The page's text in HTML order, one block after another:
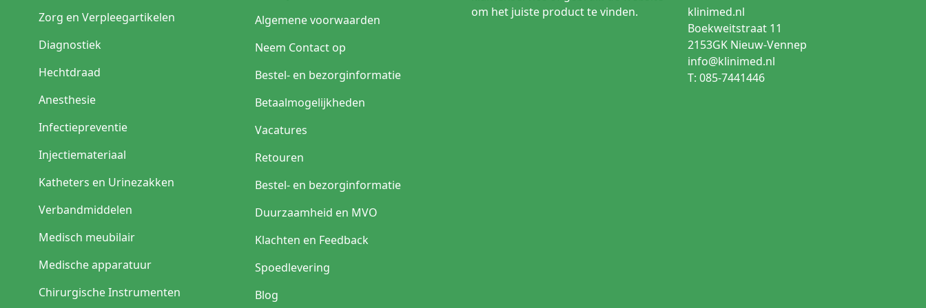
Tijdelijk gebruik, na lediging weer verwijderen
Eenmalige katheterisatie, zelfkatheterisatie,
blaasmanagement
2-weg katheter
Drainagekanaal plus ballon
Standaard verblijfskatheterisatie
3-weg spoelkatheter
Extra kanaal voor spoelvloeistof
Postoperatieve blaasspoeling, hematurie
Welke katheter past bij jouw toepassing?
Continue urineafvoer nodig
Zorg en Verpleegartikelen
Diagnostiek
Hechtdraad
Anesthesie
Infectiepreventie
Injectiemateriaal
Katheters en Urinezakken
Verbandmiddelen
Medisch meubilair
Medische apparatuur
Chirurgische Instrumenten
Algemene voorwaarden
Neem Contact op
Bestel- en bezorginformatie
Betaalmogelijkheden
Vacatures
Retouren
Bestel- en bezorginformatie
Duurzaamheid en MVO
Klachten en Feedback
Spoedlevering
Blog
om het juiste product te vinden.
klinimed.nl
Boekweitstraat 11
2153GK Nieuw-Vennep
info@klinimed.nl
T: 085-7441446